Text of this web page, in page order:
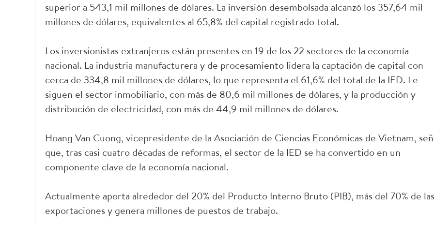
superior a 543,1 mil millones de dólares. La inversión desembolsada alcanzó los 357,64 mil
millones de dólares, equivalentes al 65,8% del capital registrado total.
Los inversionistas extranjeros están presentes en 19 de los 22 sectores de la economía
nacional. La industria manufacturera y de procesamiento lidera la captación de capital con
cerca de 334,8 mil millones de dólares, lo que representa el 61,6% del total de la IED. Le
siguen el sector inmobiliario, con más de 80,6 mil millones de dólares, y la producción y
distribución de electricidad, con más de 44,9 mil millones de dólares.
Hoang Van Cuong, vicepresidente de la Asociación de Ciencias Económicas de Vietnam,
que, tras casi cuatro décadas de reformas, el sector de la IED se ha convertido en un
componente clave de la economía nacional.
Actualmente aporta alrededor del 20% del Producto Interno Bruto (PIB), más del 70% de las
exportaciones y genera millones de puestos de trabajo.